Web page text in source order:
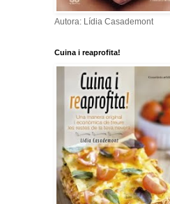
Autora: Lídia Casademont
Cuina i reaprofita!